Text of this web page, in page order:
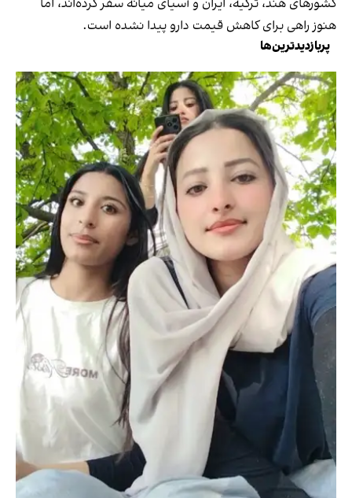
کشورهای هند، ترکیه، ایران و آسیای میانه سفر کرده‌اند، اما
هنوز راهی برای کاهش قیمت دارو پیدا نشده است.
پربازدیدترین‌ها